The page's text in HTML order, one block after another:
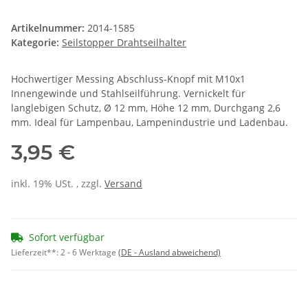
Artikelnummer: 2014-1585
Kategorie: Seilstopper Drahtseilhalter
Hochwertiger Messing Abschluss-Knopf mit M10x1
Innengewinde und Stahlseilführung. Vernickelt für
langlebigen Schutz, Ø 12 mm, Höhe 12 mm, Durchgang 2,6
mm. Ideal für Lampenbau, Lampenindustrie und Ladenbau.
3,95 €
inkl. 19% USt. , zzgl. Versand
Sofort verfügbar
Lieferzeit**:2 - 6 Werktage (DE - Ausland abweichend)